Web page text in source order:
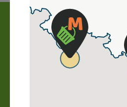
Jak to
Nákup vyřídíte doma
připraví a vy si ho jen